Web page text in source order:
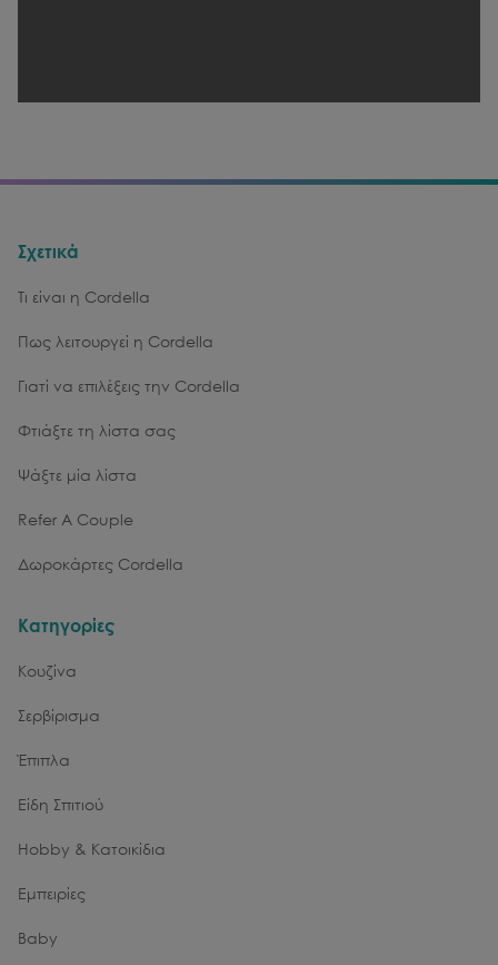
Σχετικά
Τι είναι η Cordella
Πως λειτουργεί η Cordella
Γιατί να επιλέξεις την Cordella
Φτιάξτε τη λίστα σας
Ψάξτε μία λίστα
Refer A Couple
Δωροκάρτες Cordella
Κατηγορίες
Κουζίνα
Σερβίρισμα
Έπιπλα
Είδη Σπιτιού
Hobby & Κατοικίδια
Εμπειρίες
Baby